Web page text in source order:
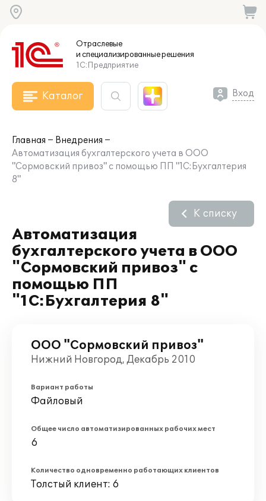
Отраслевые
и специализированныерешения
1С:Предприятие
Каталог Вход
Главная
Внедрения
Автоматизация бухгалтерского учета в ООО
"Сормовский привоз" с помощью ПП "1С:Бухгалтерия
8"
Автоматизация
бухгалтерского учета в ООО
"Сормовский привоз" с
помощью ПП
"1С:Бухгалтерия 8"
К списку
ООО "Сормовский привоз"
Нижний Новгород, Декабрь 2010
Вариант работы
Файловый
Общее число автоматизированных рабочих мест
6
Количество одновременно работающих клиентов
Толстый клиент: 6